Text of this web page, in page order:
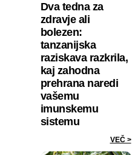
Dva tedna za
zdravje ali
bolezen:
tanzanijska
raziskava razkrila,
kaj zahodna
prehrana naredi
vašemu
imunskemu
sistemu
VEČ >